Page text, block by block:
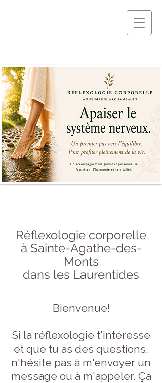
Réflexologie corporelle
à Sainte-Agathe-des-
Monts
dans les Laurentides
Bienvenue!
Si la réflexologie t'intéresse
et que tu as des questions,
n'hésite pas à m'envoyer un
message ou à m'appeler. Ça